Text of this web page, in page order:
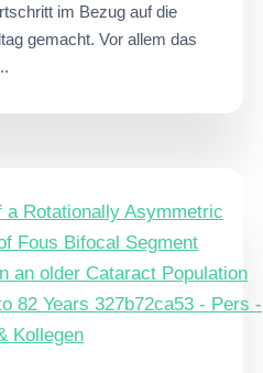
im Bezug auf die
gemacht. Vor allem das